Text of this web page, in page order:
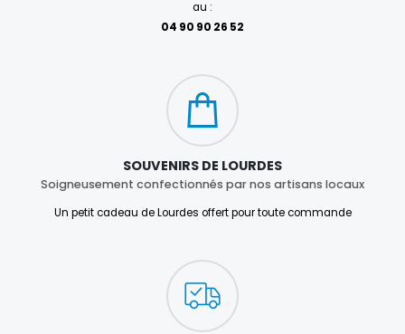
au :
04 90 90 26 52
SOUVENIRS DE LOURDES
Soigneusement confectionnés par nos artisans locaux
Un petit cadeau de Lourdes offert pour toute commande